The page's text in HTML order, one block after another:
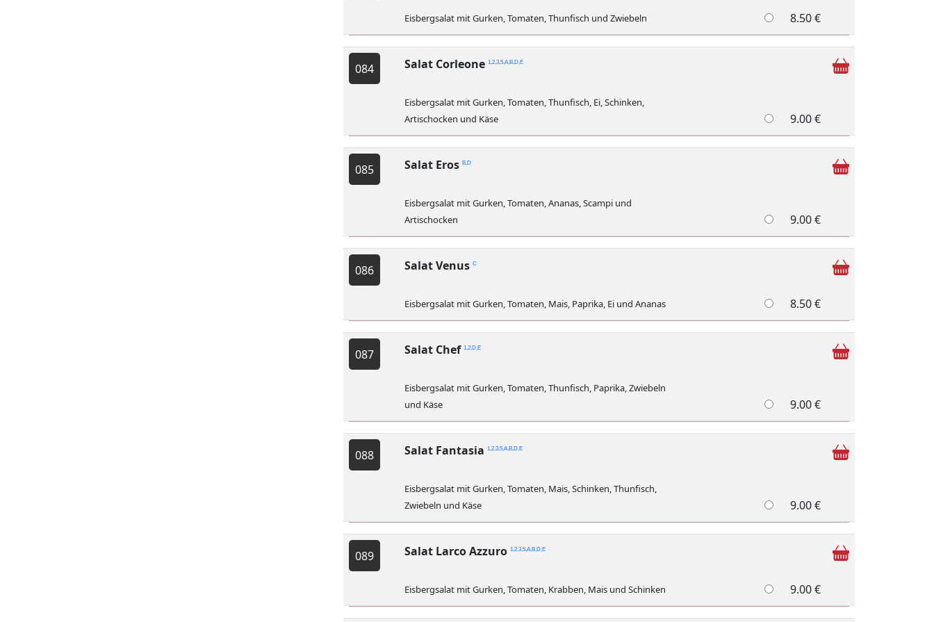
Eisbergsalat mit Gurken, Tomaten, Thunfisch und Zwiebeln 8.50 €
084 Salat Corleone 1,2,3,5,A,B,D,E
Eisbergsalat mit Gurken, Tomaten, Thunfisch, Ei, Schinken,
Artischocken und Käse
9.00 €
085 Salat Eros B,D
Eisbergsalat mit Gurken, Tomaten, Ananas, Scampi und
Artischocken
9.00 €
086 Salat Venus C
Eisbergsalat mit Gurken, Tomaten, Mais, Paprika, Ei und Ananas 8.50 €
087 Salat Chef 1,2,D,E
Eisbergsalat mit Gurken, Tomaten, Thunfisch, Paprika, Zwiebeln
und Käse
9.00 €
088 Salat Fantasia 1,2,3,5,A,B,D,E
Eisbergsalat mit Gurken, Tomaten, Mais, Schinken, Thunfisch,
Zwiebeln und Käse
9.00 €
089 Salat Larco Azzuro 1,2,3,5,A,B,D,E
Eisbergsalat mit Gurken, Tomaten, Krabben, Mais und Schinken 9.00 €